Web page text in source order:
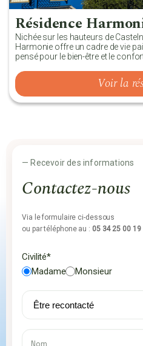
Résidence
Nichée sur les hauteurs de
Harmonie offre un cadre de vie
pensé pour le bien-être et le
Voir la
— Recevoir des informations
Contactez-nous
Via le formulaire ci-dessous
ou par téléphone au : 05 34 25 00 19
Civilité*
Madame
Monsieur